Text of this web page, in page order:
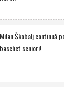
Milan Škobalj continuă
baschet seniori!